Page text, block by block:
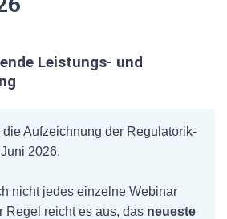
Leistungs- und
Aufzeichnung der Regulatorik-
2026.
nicht jedes einzelne Webinar
Regel reicht es aus, das neueste